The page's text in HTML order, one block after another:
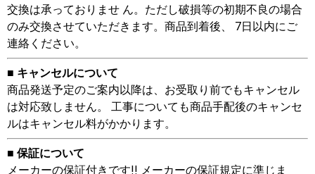
交換は承っておりませ ん。ただし破損等の初期不良の場合
のみ交換させていただきます。商品到着後、 7日以内にご
連絡ください。
■ キャンセルについて
商品発送予定のご案内以降は、お受取り前でもキャンセル
は対応致しません。 工事についても商品手配後のキャンセ
ルはキャンセル料がかかります。
■ 保証について
メーカーの保証付きです!! メーカーの保証規定に準じま